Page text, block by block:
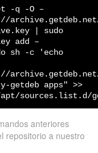
-q -O –
archive.getdeb.net/
| sudo
add –
sh -c 'echo
archive.getdeb.net/
getdeb apps" >>
sources.list.d/
anteriores
repositorio a nuestro